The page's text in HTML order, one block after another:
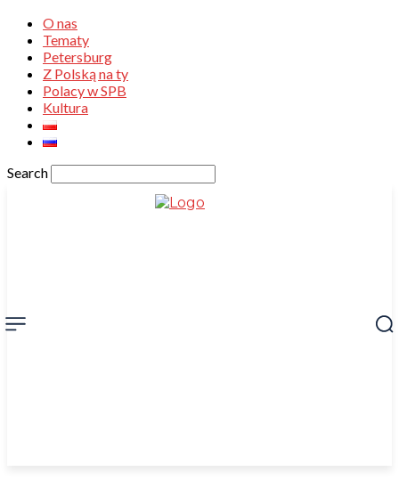
O nas
Tematy
Petersburg
Z Polską na ty
Polacy w SPB
Kultura
Search